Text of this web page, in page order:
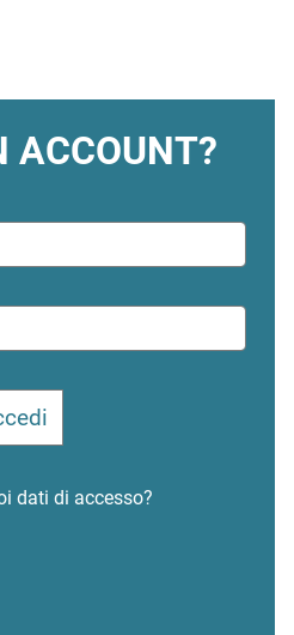
ACCOUNT?
dati di accesso?